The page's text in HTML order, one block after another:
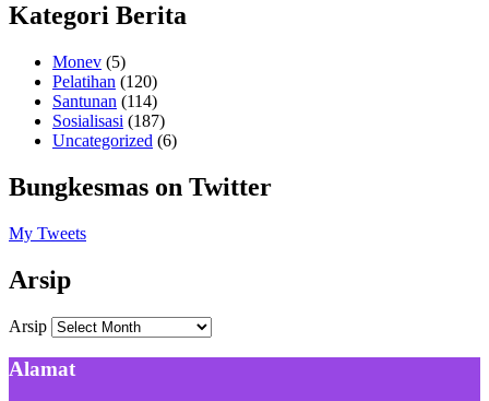
Kategori Berita
Monev (5)
Pelatihan (120)
Santunan (114)
Sosialisasi (187)
Uncategorized (6)
Bungkesmas on Twitter
My Tweets
Arsip
Arsip
Alamat